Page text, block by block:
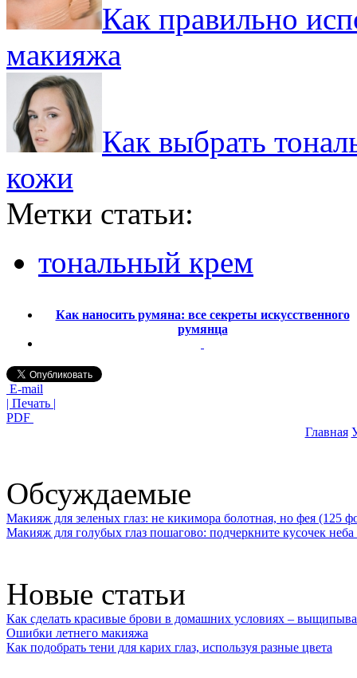
Как правильно
макияжа
Как выбрать
кожи
Метки статьи:
тональный крем
Как наносить румяна: все секреты искусственного
румянца
E-mail
| Печать |
PDF
Главная
Обсуждаемые
Макияж для зеленых глаз: не кикимора болотная, но фея (125
Макияж для голубых глаз пошагово: подчеркните кусочек
Новые статьи
Как сделать красивые брови в домашних условиях –
Ошибки летнего макияжа
Как подобрать тени для карих глаз, используя разные цвета